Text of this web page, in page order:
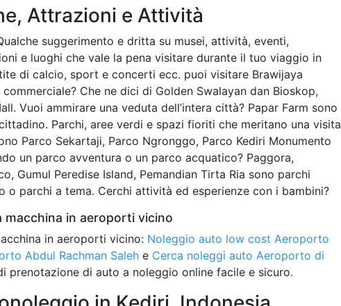
Attrazioni e Attività
suggerimento e dritta su musei, attività, eventi,
e luoghi che vale la pena visitare durante il tuo viaggio in
di calcio, sport e concerti ecc. puoi visitare Brawijaya
Che ne dici di Golden Swalayan dan Bioskop,
Vuoi ammirare una veduta dell’intera città? Papar Farm sono
Parchi, aree verdi e spazi fioriti che meritano una visita
Parco Sekartaji, Parco Ngronggo, Parco Kediri Monumento
un parco avventura o un parco acquatico? Paggora,
Gumul Peredise Island, Pemandian Tirta Ria sono parchi
o parchi a tema. Cerchi attività ed esperienze con i bambini?
macchina in aeroporti vicino
in aeroporti vicino: Noleggio auto low cost Aeroporto
Abdul Rachman Saleh e Cerca noleggi auto Aeroporto di
prenotazione di auto a noleggio online facile e sicuro.